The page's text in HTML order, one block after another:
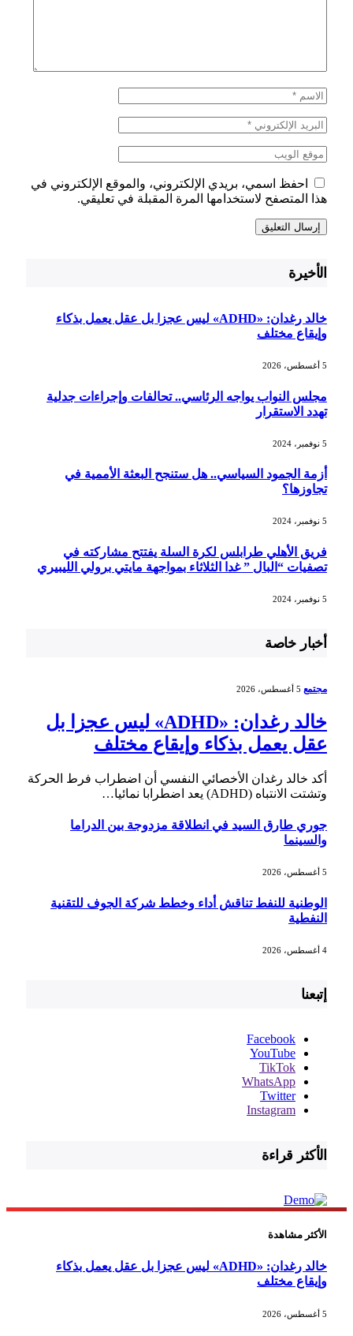
احفظ اسمي، بريدي الإلكتروني، والموقع الإلكتروني في
هذا المتصفح لاستخدامها المرة المقبلة في تعليقي.
الأخيرة
خالد رغدان: «ADHD» ليس عجزا بل عقل يعمل بذكاء
وإيقاع مختلف
مجلس النواب يواجه الرئاسي.. تحالفات وإجراءات جدلية
تهدد الاستقرار
أزمة الجمود السياسي.. هل ستنجح البعثة الأممية في
تجاوزها؟
فريق الأهلي طرابلس لكرة السلة يفتتح مشاركته في
تصفيات “البال ” غدا الثلاثاء بمواجهة مايتي برولي الليبيري
أخبار خاصة
مجتمع 5 أغسطس، 2026
خالد رغدان: «ADHD» ليس عجزا بل
عقل يعمل بذكاء وإيقاع مختلف
أكد خالد رغدان الأخصائي النفسي أن اضطراب فرط الحركة
وتشتت الانتباه (ADHD) يعد اضطرابا نمائيا…
جوري طارق السيد في انطلاقة مزدوجة بين الدراما
والسينما
الوطنية للنفط تناقش أداء وخطط شركة الجوف للتقنية
النفطية
إتبعنا
Facebook
YouTube
TikTok
WhatsApp
Twitter
Instagram
الأكثر قراءة
الأكثر مشاهدة
خالد رغدان: «ADHD» ليس عجزا بل عقل يعمل بذكاء
وإيقاع مختلف